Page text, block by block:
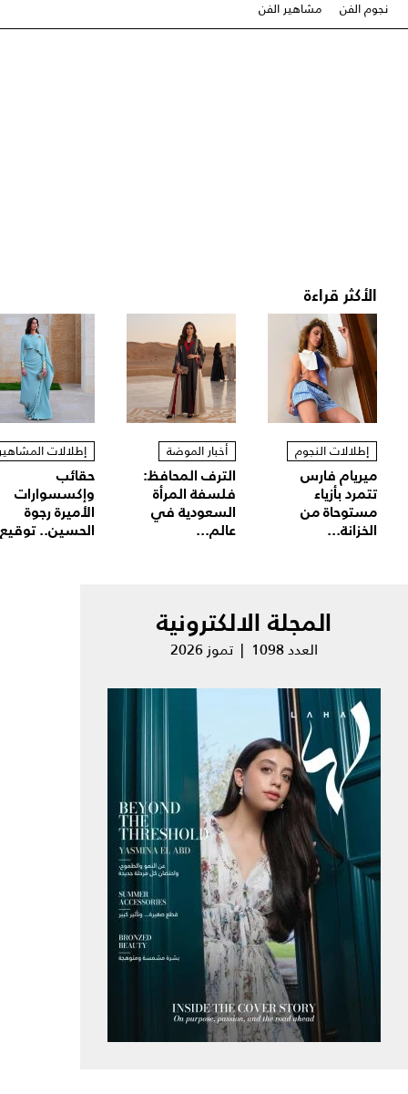
نجوم الفن مشاهير الفن
الأكثر قراءة
إطلالات النجوم
ميريام فارس
تتمرد بأزياء
مستوحاة من
الخزانة...
أخبار الموضة
الترف المحافظ:
فلسفة المرأة
السعودية في
عالم...
إطلالات
حقائب
وإكسسوارات
الأميرة رجوة
الحسين..
المجلة الالكترونية
العدد 1098 | تموز 2026